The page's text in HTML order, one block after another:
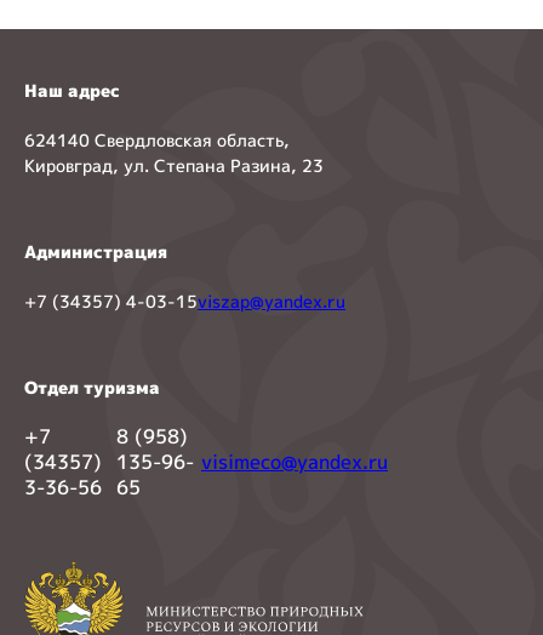
Наш адрес
624140 Свердловская область,
Кировград, ул. Степана Разина, 23
Администрация
+7 (34357) 4-03-15viszap@yandex.ru
Отдел туризма
+7
(34357)
3-36-56
8 (958)
135-96-
65
visimeco@yandex.ru